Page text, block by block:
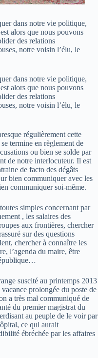
dans notre vie politique,
alors que nous pouvons
des relations
notre voisin l’élu, le
dans notre vie politique,
alors que nous pouvons
des relations
notre voisin l’élu, le
régulièrement cette
termine en règlement de
ou bien se solde par
de notre interlocuteur. Il est
de facto des dégâts
bien communiquer avec les
communiquer soi-même.
simples concernant par
, les salaires des
aux frontières, chercher
sur des questions
chercher à connaître les
l’agenda du maire, être
suscité au printemps 2013
prolongée du poste de
a très mal communiqué de
du premier magistrat du
au peuple de le voir par
ce qui aurait
ébréchée par les affaires